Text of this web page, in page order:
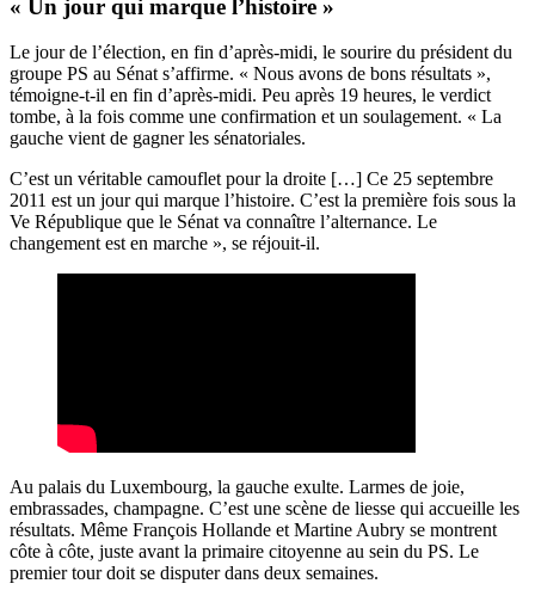
« Un jour qui marque l’histoire »
Le jour de l’élection, en fin d’après-midi, le sourire du président du
groupe PS au Sénat s’affirme. « Nous avons de bons résultats »,
témoigne-t-il en fin d’après-midi. Peu après 19 heures, le verdict
tombe, à la fois comme une confirmation et un soulagement. « La
gauche vient de gagner les sénatoriales.
C’est un véritable camouflet pour la droite […] Ce 25 septembre
2011 est un jour qui marque l’histoire. C’est la première fois sous la
Ve République que le Sénat va connaître l’alternance. Le
changement est en marche », se réjouit-il.
Au palais du Luxembourg, la gauche exulte. Larmes de joie,
embrassades, champagne. C’est une scène de liesse qui accueille les
résultats. Même François Hollande et Martine Aubry se montrent
côte à côte, juste avant la primaire citoyenne au sein du PS. Le
premier tour doit se disputer dans deux semaines.